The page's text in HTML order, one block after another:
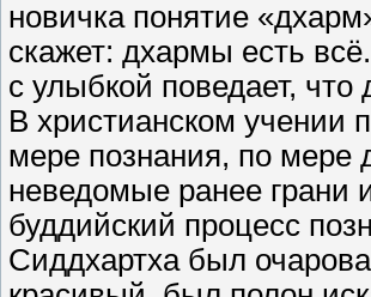
новичка понятие
скажет: дхармы есть
с улыбкой поведает,
В христианском учении
мере познания, по мере
неведомые ранее грани
буддийский процесс
Сиддхартха был